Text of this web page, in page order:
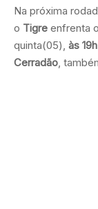
Na próxima
o Tigre enfrenta o
quinta(05), às 19h
Cerradão ,